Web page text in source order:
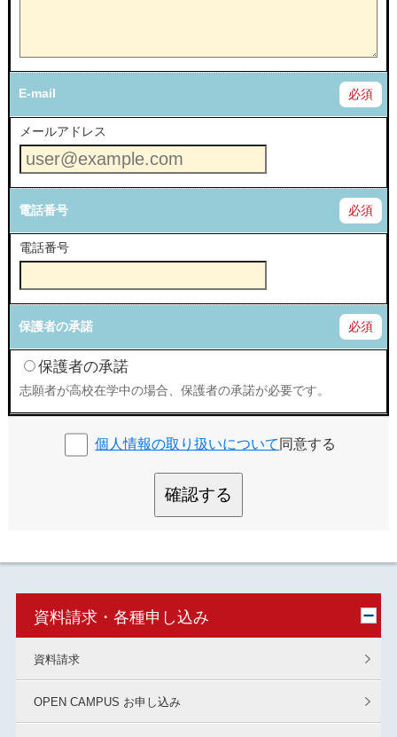
E-mail 必須
メールアドレス
電話番号 必須
電話番号
保護者の承諾 必須
保護者の承諾
志願者が高校在学中の場合、保護者の承諾が必要です。
個人情報の取り扱いについて 同意する
確認する
資料請求・各種申し込み
資料請求
OPEN CAMPUS お申し込み